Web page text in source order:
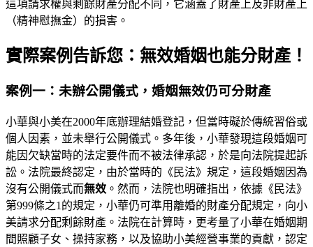
這項請求權與剩餘財產分配不同，它涵蓋了財產上及非財產上
（精神慰撫金）的損害。
實際案例告訴您：無效婚姻也能分財產！
案例一：未辦公開儀式，婚姻無效仍可分財產
小華與小美在2000年底辦理結婚登記，但當時礙於傳統習俗或
個人因素，並未舉行公開儀式。多年後，小華發現這段婚姻可
能因欠缺當時的法定要件而不被法律承認，於是向法院提起訴
訟。法院最終認定，由於當時的《民法》規定，這段婚姻因為
沒有公開儀式而無效 。然而，法院也明確指出，依據《民法》
第999條之1的規定，小華仍可準用離婚的財產分配規定，向小
美請求分配剩餘財產。法院在計算時，更考量了小華在婚姻期
間照顧子女、操持家務，以及協助小美經營事業的貢獻，認定